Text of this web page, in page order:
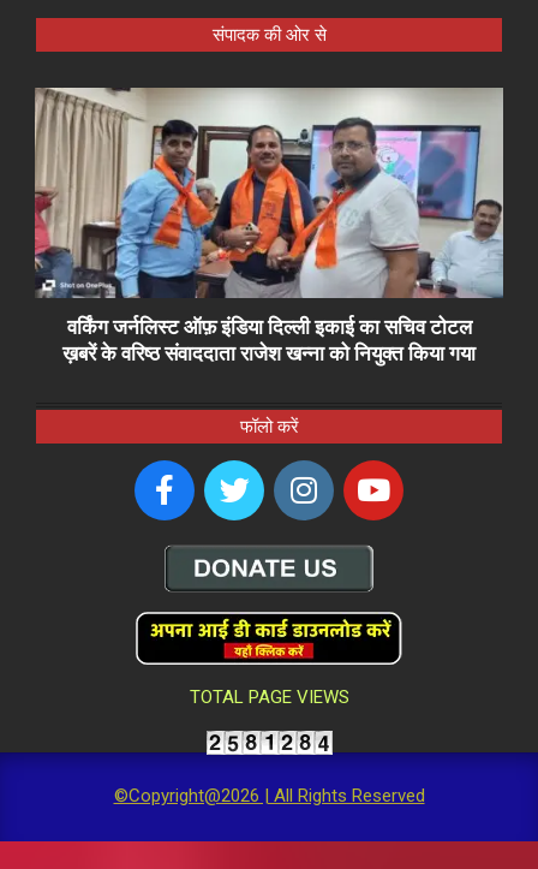
संपादक की ओर से
वर्किंग जर्नलिस्ट ऑफ़ इंडिया दिल्ली इकाई का सचिव टोटल
ख़बरें के वरिष्ठ संवाददाता राजेश खन्ना को नियुक्त किया गया
फॉलो करें
TOTAL PAGE VIEWS
©Copyright@2026 | All Rights Reserved